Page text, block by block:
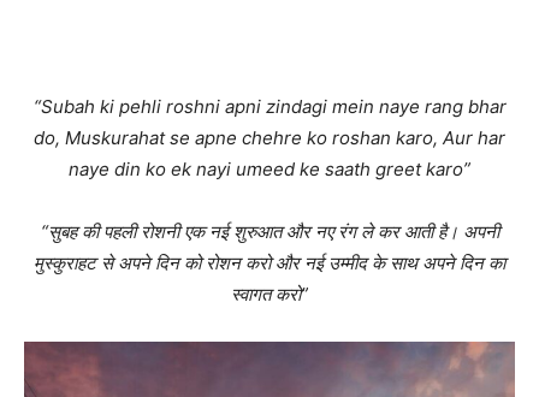
“Subah ki pehli roshni apni zindagi mein naye rang bhar
do, Muskurahat se apne chehre ko roshan karo, Aur har
naye din ko ek nayi umeed ke saath greet karo”
“सुबह की पहली रोशनी एक नई शुरुआत और नए रंग ले कर आती है। अपनी
मुस्कुराहट से अपने दिन को रोशन करो और नई उम्मीद के साथ अपने दिन का
स्वागत करो”